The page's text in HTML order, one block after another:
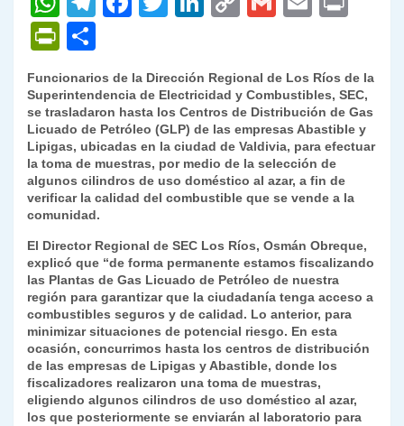
h
at
s
A
p
p
gr
a
m
e
b
o
o
k
er e
dI
n
y
Li
n
k
l
l
P
ri
nt
Fr
ie
n
dl
y
m
p
ar
tir
Funcionarios de la Dirección Regional de Los Ríos de la
Superintendencia de Electricidad y Combustibles, SEC,
se trasladaron hasta los Centros de Distribución de Gas
Licuado de Petróleo (GLP) de las empresas Abastible y
Lipigas, ubicadas en la ciudad de Valdivia, para efectuar
la toma de muestras, por medio de la selección de
algunos cilindros de uso doméstico al azar, a fin de
verificar la calidad del combustible que se vende a la
comunidad.
El Director Regional de SEC Los Ríos, Osmán Obreque,
explicó que “de forma permanente estamos fiscalizando
las Plantas de Gas Licuado de Petróleo de nuestra
región para garantizar que la ciudadanía tenga acceso a
combustibles seguros y de calidad. Lo anterior, para
minimizar situaciones de potencial riesgo. En esta
ocasión, concurrimos hasta los centros de distribución
de las empresas de Lipigas y Abastible, donde los
fiscalizadores realizaron una toma de muestras,
eligiendo algunos cilindros de uso doméstico al azar,
los que posteriormente se enviarán al laboratorio para